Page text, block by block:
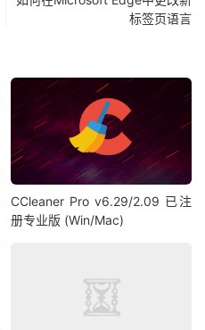
标签页语言
CCleaner Pro v6.29/2.09 已注
册专业版 (Win/Mac)